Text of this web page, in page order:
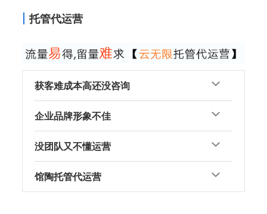
托管代运营
获客难成本高还没咨询
企业品牌形象不佳
没团队又不懂运营
馆陶托管代运营